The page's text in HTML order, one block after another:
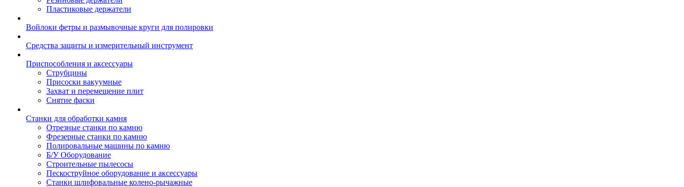
Пластиковые держатели
Войлоки фетры и размывочные круги для полировки
Средства защиты и измерительный инструмент
Приспособления и аксессуары
Струбцины
Присоски вакуумные
Захват и перемещение плит
Снятие фаски
Станки для обработки камня
Отрезные станки по камню
Фрезерные станки по камню
Полировальные машины по камню
Б/У Оборудование
Строительные пылесосы
Пескоструйное оборудование и аксессуары
Станки шлифовальные колено-рычажные